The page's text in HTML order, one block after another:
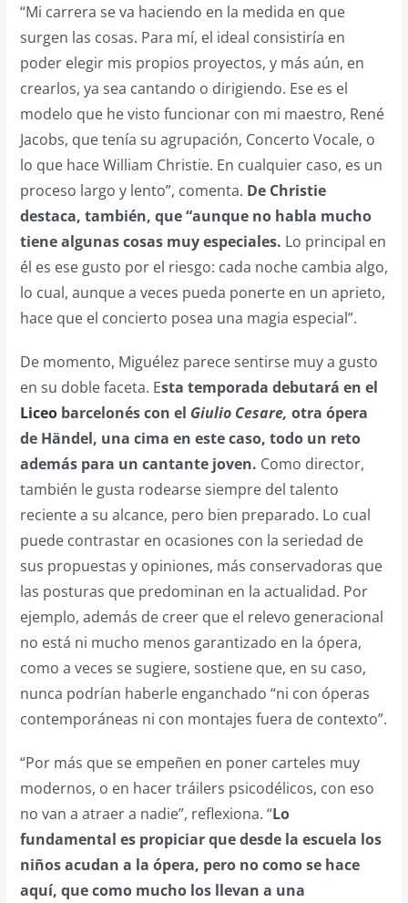
“Mi carrera se va haciendo en la medida en que
surgen las cosas. Para mí, el ideal consistiría en
poder elegir mis propios proyectos, y más aún, en
crearlos, ya sea cantando o dirigiendo. Ese es el
modelo que he visto funcionar con mi maestro, René
Jacobs, que tenía su agrupación, Concerto Vocale, o
lo que hace William Christie. En cualquier caso, es un
proceso largo y lento”, comenta. De Christie
destaca, también, que “aunque no habla mucho
tiene algunas cosas muy especiales. Lo principal en
él es ese gusto por el riesgo: cada noche cambia algo,
lo cual, aunque a veces pueda ponerte en un aprieto,
hace que el concierto posea una magia especial”.
De momento, Miguélez parece sentirse muy a gusto
en su doble faceta. Esta temporada debutará en el
Liceobarcelonés con el Giulio Cesare, otra ópera
de Händel, una cima en este caso, todo un reto
además para un cantante joven. Como director,
también le gusta rodearse siempre del talento
reciente a su alcance, pero bien preparado. Lo cual
puede contrastar en ocasiones con la seriedad de
sus propuestas y opiniones, más conservadoras que
las posturas que predominan en la actualidad. Por
ejemplo, además de creer que el relevo generacional
no está ni mucho menos garantizado en la ópera,
como a veces se sugiere, sostiene que, en su caso,
nunca podrían haberle enganchado “ni con óperas
contemporáneas ni con montajes fuera de contexto”.
“Por más que se empeñen en poner carteles muy
modernos, o en hacer tráilers psicodélicos, con eso
no van a atraer a nadie”, reflexiona. “Lo
fundamental es propiciar que desde la escuela los
niños acudan a la ópera, pero no como se hace
aquí, que como mucho los llevan a una